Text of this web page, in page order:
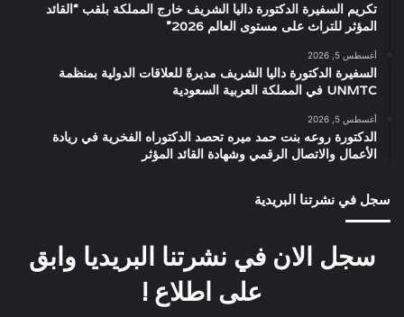
تكريم السفيرة الدكتورة داليا الشريف خارج المملكة بلقب “القائد
المؤثر للتراث على مستوى العالم 2026”
أغسطس 5, 2026
السفيرة الدكتورة داليا الشريف مديرةً للعلاقات الدولية بمنظمة
UNMTC في المملكة العربية السعودية
أغسطس 5, 2026
الدكتورة روعه بنت حمد ميره تحصد الدكتوراه الفخرية في ريادة
الأعمال والاتصال الرقمي وشهادة القائد المؤثر
سجل في نشرتنا البريدية
سجل الان في نشرتنا البريديا وابق
على اطلاع !